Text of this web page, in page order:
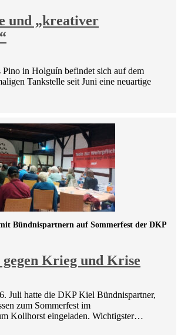
und „kreativer
in Holguín befindet sich auf dem
Tankstelle seit Juni eine neuartige
gegen Krieg und Krise
Bündnispartnern auf Sommerfest der DKP
Juli hatte die DKP Kiel Bündnispartner,
zum Sommerfest im
Kollhorst eingeladen. Wichtigster…